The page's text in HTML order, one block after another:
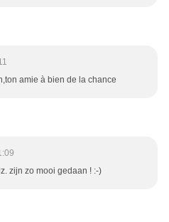
amie à bien de la chance
zijn zo mooi gedaan ! :-)